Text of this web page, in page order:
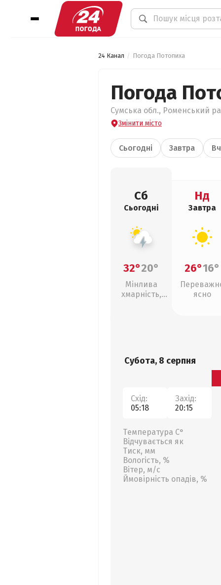
24 Канал Погода Потопиха
Погода
Сумська обл., Роменський
Змінити місто
Сьогодні Завтра
Сб
Сьогодні
32°20°
Мінлива
хмарність,
Нд
Завтра
26°16°
ясно
Субота, 8 серпня
Схід:
05:18
Захід:
20:15
Температура С°
Відчувається як
Тиск, мм
Вологість, %
Вітер, м/с
Ймовірність опадів, %